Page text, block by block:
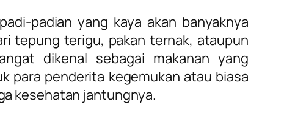
padian yang kaya akan banyaknya
tepung terigu, pakan ternak, ataupun
dikenal sebagai makanan yang
para penderita kegemukan atau biasa
kesehatan jantungnya.